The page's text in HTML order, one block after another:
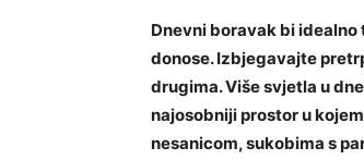
Dnevni boravak bi
donose. Izbjegavajte
drugima. Više svjetla u
najosobniji prostor u
nesanicom, sukobima s